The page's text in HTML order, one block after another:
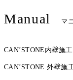
Manual マ
CAN’STONE内壁施
CAN’STONE 外壁施